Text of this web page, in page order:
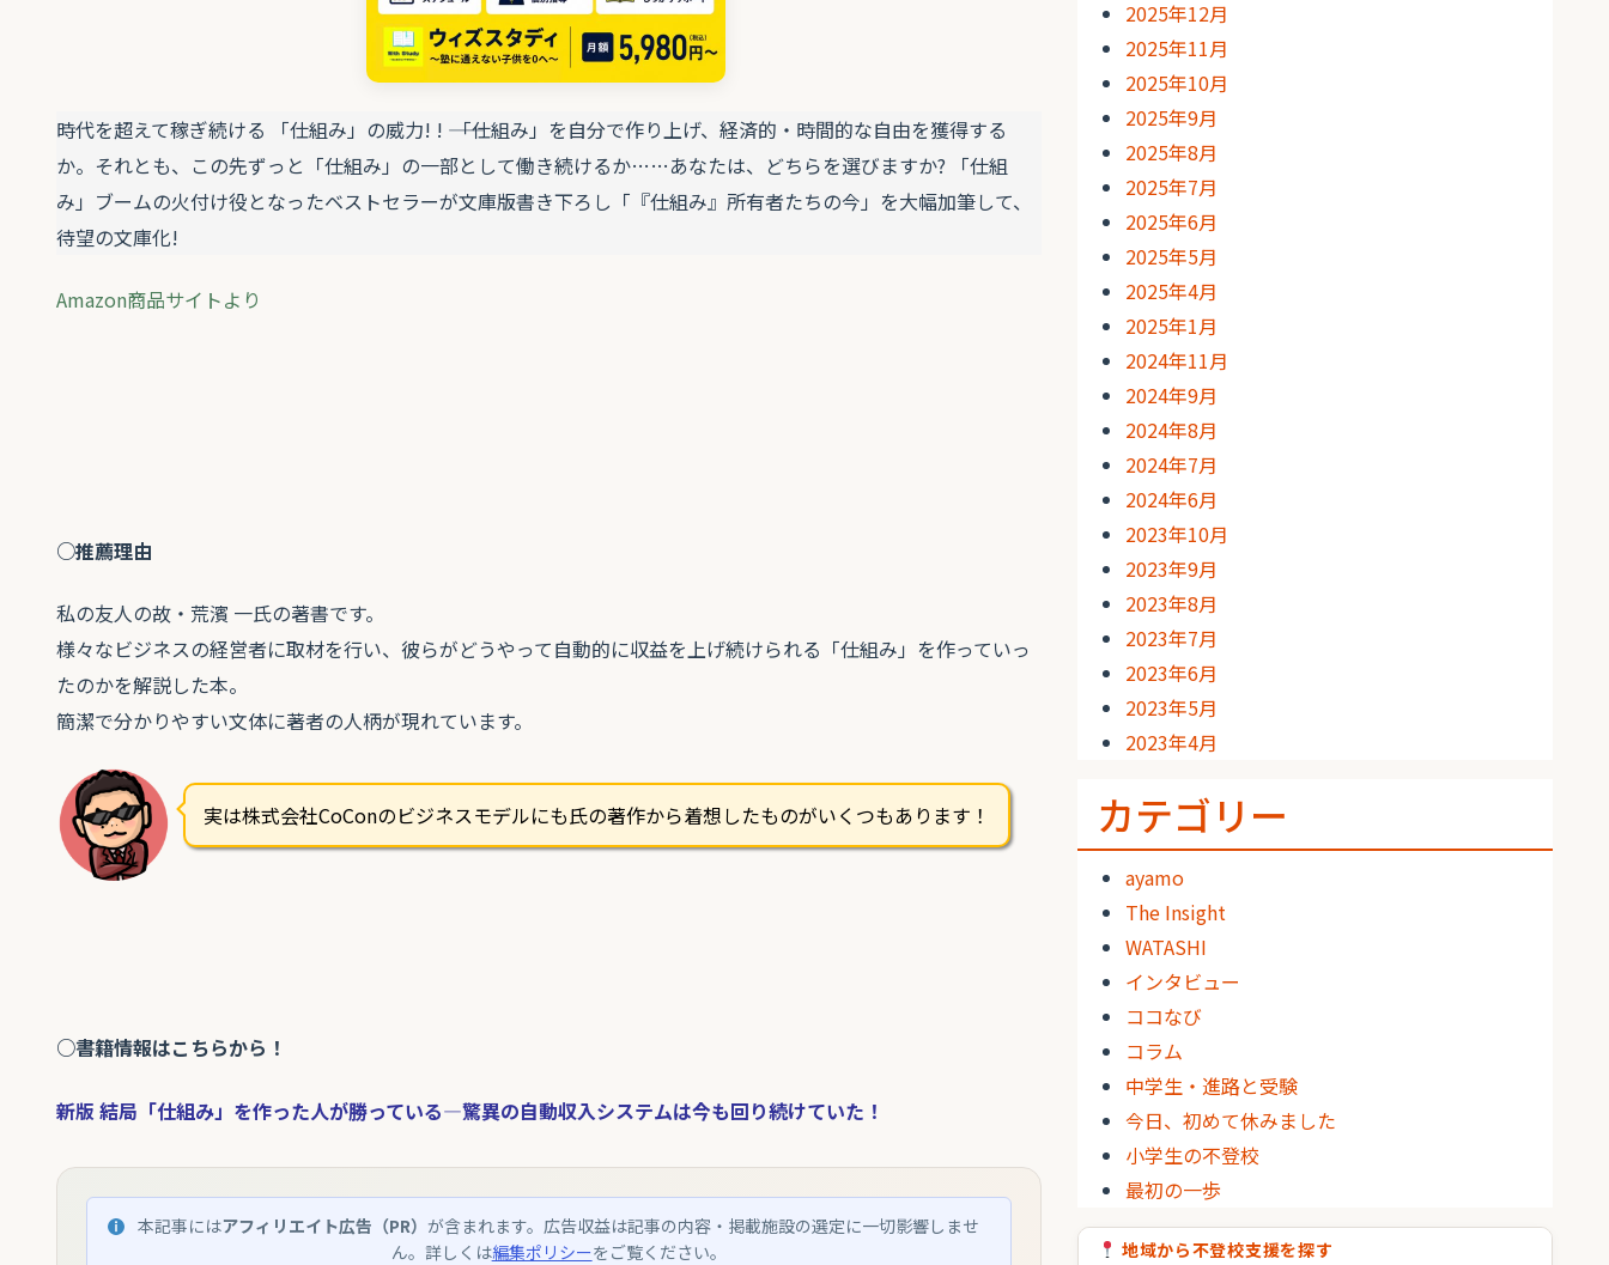
時代を超えて稼ぎ続ける 「仕組み」の威力! ! ―― 「仕組み」を自分で作り上げ、経済的・時間的な自由を獲得する
か。それとも、この先ずっと「仕組み」の一部として働き続けるか……あなたは、どちらを選びますか? 「仕組
み」ブームの火付け役となったベストセラーが文庫版書き下ろし「『仕組み』所有者たちの今」を大幅加筆して、
待望の文庫化!
Amazon商品サイトより
○推薦理由
私の友人の故・荒濱 一氏の著書です。
様々なビジネスの経営者に取材を行い、彼らがどうやって自動的に収益を上げ続けられる「仕組み」を作っていっ
たのかを解説した本。
簡潔で分かりやすい文体に著者の人柄が現れています。
実は株式会社CoConのビジネスモデルにも氏の著作から着想したものがいくつもあります！
○書籍情報はこちらから！
新版 結局「仕組み」を作った人が勝っている―驚異の自動収入システムは今も回り続けていた！
本記事にはアフィリエイト広告（PR）が含まれます。広告収益は記事の内容・掲載施設の選定に一切影響しませ
ん。詳しくは編集ポリシーをご覧ください。
2025年12月
2025年11月
2025年10月
2025年9月
2025年8月
2025年7月
2025年6月
2025年5月
2025年4月
2025年1月
2024年11月
2024年9月
2024年8月
2024年7月
2024年6月
2023年10月
2023年9月
2023年8月
2023年7月
2023年6月
2023年5月
2023年4月
カテゴリー
ayamo
The Insight
WATASHI
インタビュー
ココなび
コラム
中学生・進路と受験
今日、初めて休みました
小学生の不登校
最初の一歩
地域から不登校支援を探す